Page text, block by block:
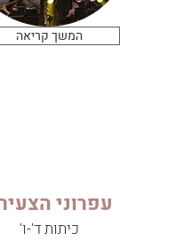
המשך קריאה
עפרוני
כיתות ד'-ו'